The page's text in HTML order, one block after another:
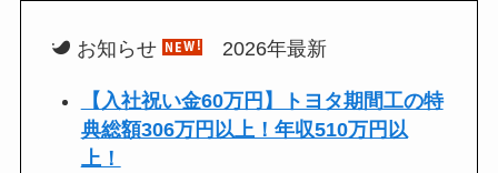
お知らせ 2026年最新
【入社祝い金60万円】トヨタ期間工の特
典総額306万円以上！年収510万円以
上！